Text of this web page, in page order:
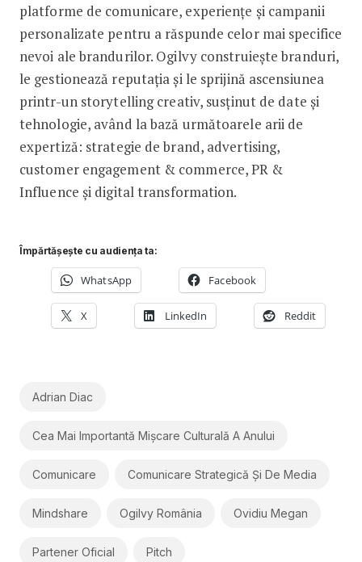
platforme de comunicare, experiențe și campanii
personalizate pentru a răspunde celor mai specifice
nevoi ale brandurilor. Ogilvy construiește branduri,
le gestionează reputația și le sprijină ascensiunea
printr-un storytelling creativ, susținut de date și
tehnologie, având la bază următoarele arii de
expertiză: strategie de brand, advertising,
customer engagement & commerce, PR &
Influence și digital transformation.
Împărtășește cu audiența ta:
WhatsApp Facebook
X LinkedIn Reddit
Adrian Diac
Cea Mai Importantă Mișcare Culturală A Anului
Comunicare Comunicare Strategică Și De Media
Mindshare Ogilvy România Ovidiu Megan
Partener Oficial Pitch